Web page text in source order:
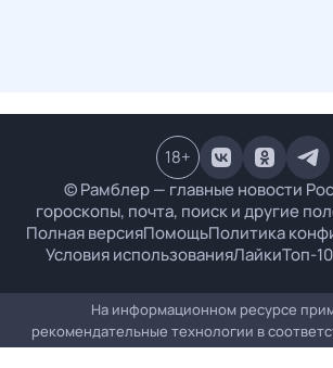
© Рамблер — главные новости
гороскопы, почта, поиск и другие
Полная версияПомощьПолитика
Условия использованияЛайкиТоп-
18+
На информационном ресурсе
рекомендательные технологии в